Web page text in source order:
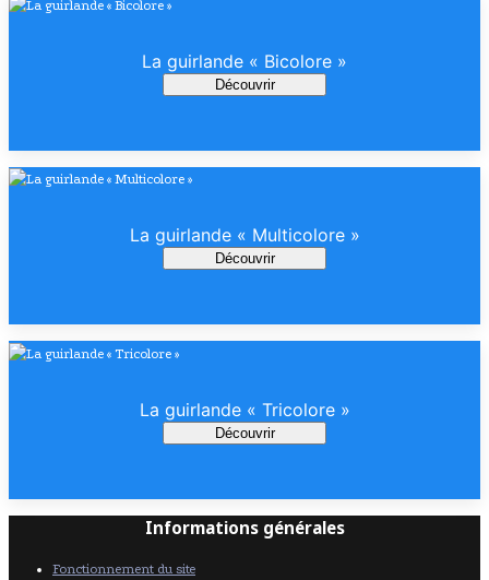
La guirlande « Bicolore »
Découvrir
La guirlande « Multicolore »
Découvrir
La guirlande « Tricolore »
Découvrir
Informations générales
Fonctionnement du site